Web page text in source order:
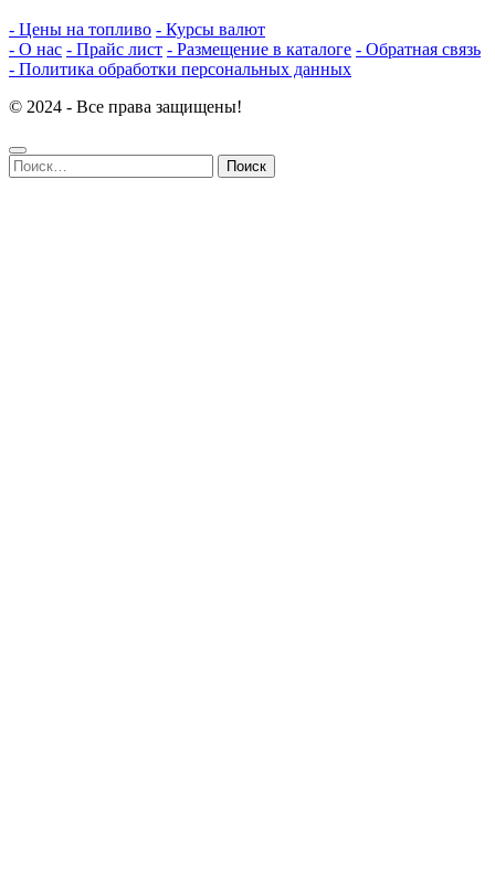
- Цены на топливо - Курсы валют
- О нас - Прайс лист - Размещение в каталоге - Обратная связь
- Политика обработки персональных данных
© 2024 - Все права защищены!
Найти: